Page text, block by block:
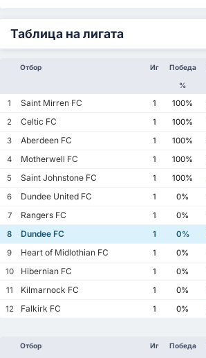
Таблица на лигата
Отбор Иг Победа
%
1 Saint Mirren FC 1 100%
2
Celtic FC 1 100%
3
Aberdeen FC 1 100%
4
Motherwell FC 1 100%
5
Saint Johnstone FC 1 100%
6
Dundee United FC 1 0%
7
Rangers FC 1 0%
8
Dundee FC 1 0%
9
Heart of Midlothian FC 1 0%
10
Hibernian FC 1 0%
11
Kilmarnock FC 1 0%
12
Falkirk FC 1 0%
Отбор Иг Победа